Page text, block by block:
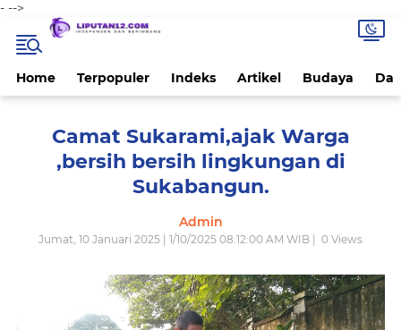
- -->
Home Terpopuler Indeks Artikel Budaya
Camat Sukarami,ajak Warga
,bersih bersih lingkungan di
Sukabangun.
Admin
Jumat, 10 Januari 2025 | 1/10/2025 08:12:00 AM WIB | 0 Views